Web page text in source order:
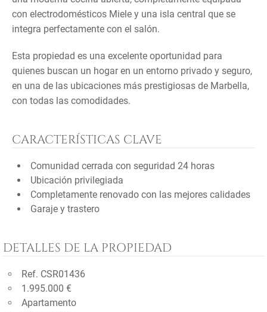
con electrodomésticos Miele y una isla central que se
integra perfectamente con el salón.
Esta propiedad es una excelente oportunidad para
quienes buscan un hogar en un entorno privado y seguro,
en una de las ubicaciones más prestigiosas de Marbella,
con todas las comodidades.
CARACTERÍSTICAS CLAVE
Comunidad cerrada con seguridad 24 horas
Ubicación privilegiada
Completamente renovado con las mejores calidades
Garaje y trastero
DETALLES DE LA PROPIEDAD
Ref. CSR01436
1.995.000 €
Apartamento